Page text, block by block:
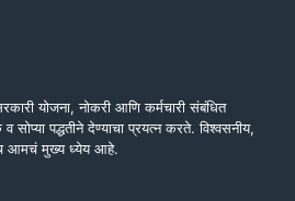
योजना, नोकरी आणि कर्मचारी संबंधित
सोप्या पद्धतीने देण्याचा प्रयत्न करते. विश्वसनीय,
आमचं मुख्य ध्येय आहे.